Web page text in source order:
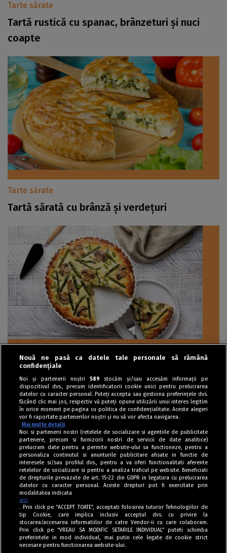
Tarte sărate
Tartă rustică cu spanac, brânzeturi și nuci
coapte
Tarte sărate
Tartă sărată cu brânză și verdețuri
Tarte sărate
Tartă cu sparanghel și ciuperci, cremoasă și
aspectuoasă
Tag index
Nouă ne pasă ca datele tale personale să rămână
confidențiale
Noi și partenerii noștri 589 stocăm și/sau accesăm informații pe
dispozitivul dvs., precum identificatorii cookie unici pentru prelucrarea
datelor cu caracter personal. Puteți accepta sau gestiona preferințele dvs.
făcând clic mai jos, respectiv vă puteți opune utilizării unui interes legitim
în orice moment pe pagina cu politica de confidențialitate. Aceste alegeri
vor fi raportate partenerilor noștri și nu vă vor afecta navigarea.
Mai multe detalii
Noi si partenerii nostri (retelele de socializare si agentiile de publicitate
partenere, precum si furnizorii nostri de servicii de date analitice)
prelucram date pentru a permite website-ului sa functioneze, pentru a
personaliza continutul si anunturile publicitare afisate in functie de
interesele si/sau profilul dvs., pentru a va oferi functionalitati aferente
retelelor de socializare si pentru a analiza traficul pe website. Beneficiati
de drepturile prevazute de art. 15-22 din GDPR in legatura cu prelucrarea
datelor cu caracter personal. Aceste drepturi pot fi exercitate prin
modalitatea indicata
aici
. Prin click pe “ACCEPT TOATE”, acceptati folosirea tuturor Tehnologiilor de
tip Cookie, care implica inclusiv acceptul dvs. cu privire la
stocarea/accesarea informatiilor de catre Vendor-ii cu care colaboram.
Prin click pe “VREAU SA MODIFIC SETARILE INDIVIDUAL” puteti schimba
preferintele in mod individual, mai putin cele legate de cookie strict
necesare pentru functionarea website-ului.